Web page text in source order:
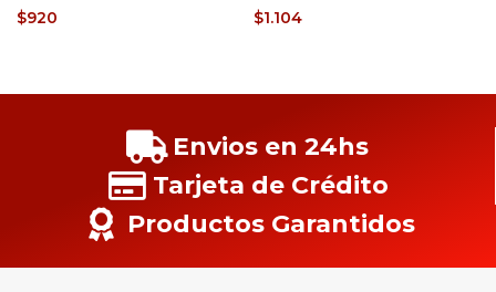
$920 $1.104
Envios en 24hs
Tarjeta de Crédito
Productos Garantidos